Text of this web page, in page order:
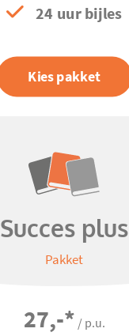
24 uur bijles
Kies pakket
Succes plus
Pakket
27,-* / p.u.